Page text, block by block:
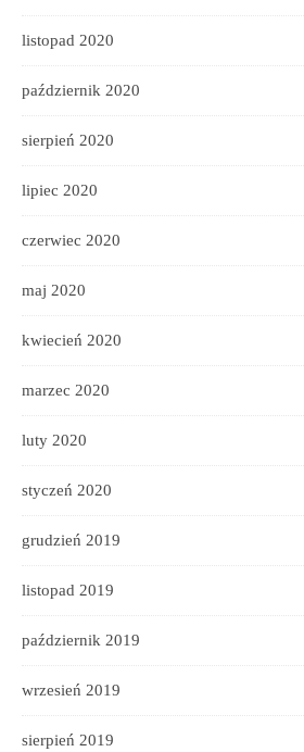
listopad 2020
październik 2020
sierpień 2020
lipiec 2020
czerwiec 2020
maj 2020
kwiecień 2020
marzec 2020
luty 2020
styczeń 2020
grudzień 2019
listopad 2019
październik 2019
wrzesień 2019
sierpień 2019